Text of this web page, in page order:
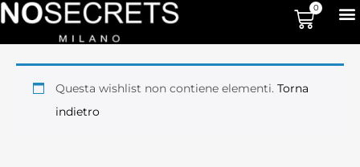
0
Questa wishlist non contiene elementi. Torna
indietro